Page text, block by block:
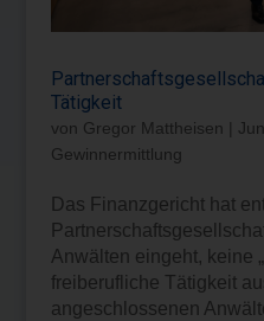
Tätigkeit
von Gregor Mattheisen
Gewinnermittlung
Das Finanzgericht hat
Anwälten eingeht, keine
freiberufliche Tätigkeit
angeschlossenen